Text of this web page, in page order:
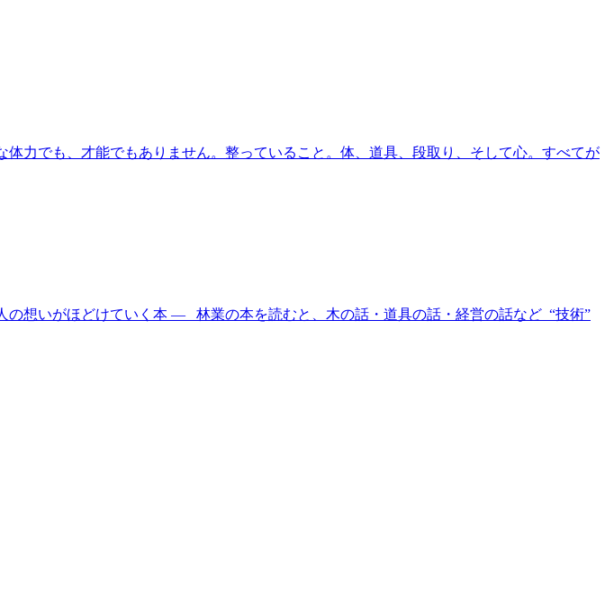
力でも、才能でもありません。整っていること。体、道具、段取り、そして心。すべてが
想いがほどけていく本 ― 林業の本を読むと、木の話・道具の話・経営の話など “技術”